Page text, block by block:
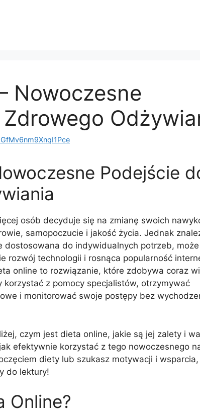
Nowoczesne
Podejście
osób decyduje się na zmianę swoich
samopoczucie i jakość życia. Jednak
dostosowana do indywidualnych potrzeb,
rozwój technologii i rosnąca popularność
online to rozwiązanie, które zdobywa coraz
korzystać z pomocy specjalistów, otrzymywać
i monitorować swoje postępy bez
czym jest dieta online, jakie są jej zalety i
efektywnie korzystać z tego nowoczesnego
diety lub szukasz motywacji i
do lektury!
Online?